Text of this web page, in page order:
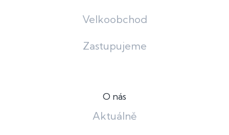
Velkoobchod
Zastupujeme
O nás
Aktuálně